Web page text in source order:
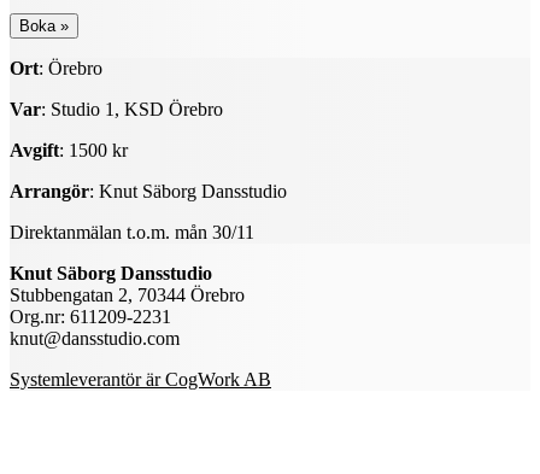
Ort: Örebro
Var: Studio 1, KSD Örebro
Avgift: 1500 kr
Arrangör: Knut Säborg Dansstudio
Direktanmälan t.o.m. mån 30/11
Knut Säborg Dansstudio
Stubbengatan 2, 70344 Örebro
Org.nr: 611209-2231
knut@dansstudio.com
Systemleverantör är CogWork AB